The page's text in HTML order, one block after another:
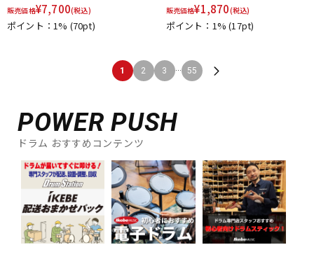
販売価格¥7,700(税込)
ポイント：1% (70pt)
販売価格¥1,870(税込)
ポイント：1%(17pt)
1 2 3 ... 55
POWER PUSH
ドラム おすすめコンテンツ